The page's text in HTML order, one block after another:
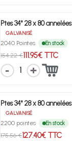
Ptes 34° 28 x 80
GALVANISÉ
2040 Pointes En stock
154.22 €111.95€ TTC
1
Ptes 34° 28 x 80
GALVANISÉ
2200 pointes En stock
175.56 €127.40€ TTC